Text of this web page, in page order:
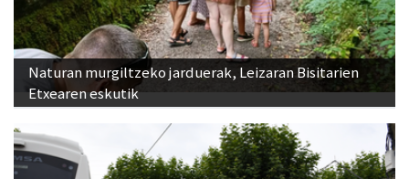
Naturan murgiltzeko jarduerak, Leizaran Bisitarien
Etxearen eskutik